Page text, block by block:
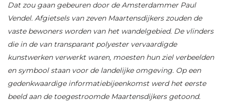
Dat zou gaan gebeuren door de Amsterdammer Paul
Vendel. Afgietsels van zeven Maartensdijkers zouden de
vaste bewoners worden van het wandelgebied. De vlinders
die in de van transparant polyester vervaardigde
kunstwerken verwerkt waren, moesten hun ziel verbeelden
en symbool staan voor de landelijke omgeving. Op een
gedenkwaardige informatiebijeenkomst werd het eerste
beeld aan de toegestroomde Maartensdijkers getoond.